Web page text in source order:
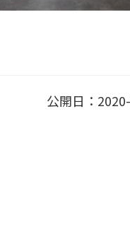
公開日：